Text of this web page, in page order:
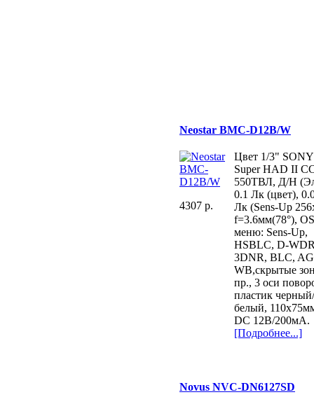
Neostar BMC-D12B/W
4307 p.
Цвет 1/3" SONY
Super HAD II
550ТВЛ, Д/Н
0.1 Лк (цвет),
Лк (Sens-Up
f=3.6мм(78°),
меню: Sens-Up,
НSBLC, D-
3DNR, BLC,
WB,скрытые
пр., 3 оси
пластик
белый,
DC 12B/200мА.
[Подробнее...]
Novus NVC-DN6127SD